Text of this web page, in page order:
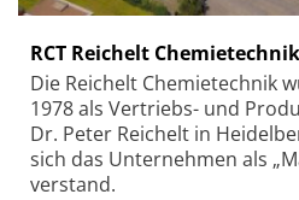
RCT Reichelt
Die Reichelt Chemietechnik
1978 als Vertriebs- und
Dr. Peter Reichelt in
sich das Unternehmen als
verstand.